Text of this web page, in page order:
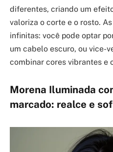
diferentes, criando um
valoriza o corte e o rosto.
infinitas: você pode optar
um cabelo escuro, ou vice-
combinar cores vibrantes e
Morena Iluminada
marcado: realce e